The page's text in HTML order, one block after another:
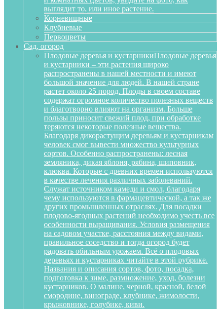
выглядит то, или иное растение.
Корневищные
Клубневые
Первоцветы
Сад, огород
Плодовые деревья и кустарникиПлодовые деревья
и кустарники – эти растения широко
распространены в нашей местности и имеют
большой значение для людей. В нашей стране
растет около 25 пород. Плоды в своем составе
содержат огромное количество полезных веществ
и благотворно влияют на организм. Больше
пользы приносит свежий плод, при обработке
теряются некоторые полезные вещества.
Благодаря дикорастущим деревьям и кустарникам
человек смог вывести множество культурных
сортов. Особенно распространены: лесная
земляника, дикая яблоня, рябина, шиповник,
клюква. Которые с древних времен используются
в качестве лечения различных заболеваний.
Служат источником камеди и смол, благодаря
чему используются в фармацевтической, а так же
других промышленных отраслях. Для посадки
плодово-ягодных растений необходимо учесть все
особенности выращивания. Условия размещения
на садовом участке, расстояния между видами,
правильное соседство и тогда огород будет
радовать обильным урожаем. Всё о плодовых
деревьях и кустарниках читайте в этой рубрике.
Названия и описания сортов, фото, посадка,
подготовка к зиме, размножение, уход, болезни
кустарников. О малине, черной, красной, белой
смородине, винограде, клубнике, жимолости,
крыжовнике, голубике, киви.